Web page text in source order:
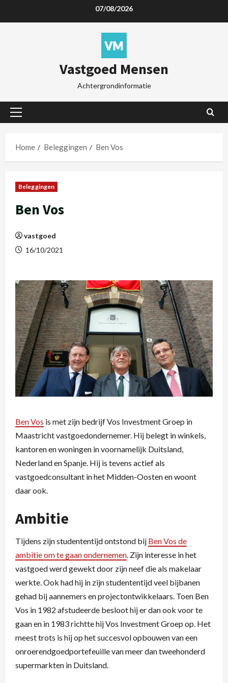
07/08/2026
Vastgoed Mensen
Achtergrondinformatie
Home Beleggingen Ben Vos
Beleggingen
Ben Vos
vastgoed
16/10/2021
Ben Vos is met zijn bedrijf Vos Investment Groep in
Maastricht vastgoedondernemer. Hij belegt in winkels,
kantoren en woningen in voornamelijk Duitsland,
Nederland en Spanje. Hij is tevens actief als
vastgoedconsultant in het Midden-Oosten en woont
daar ook.
Ambitie
Tijdens zijn studententijd ontstond bij Ben Vos de
ambitie om te gaan ondernemen . Zijn interesse in het
vastgoed werd gewekt door zijn neef die als makelaar
werkte. Ook had hij in zijn studententijd veel bijbanen
gehad bij aannemers en projectontwikkelaars. Toen Ben
Vos in 1982 afstudeerde besloot hij er dan ook voor te
gaan en in 1983 richtte hij Vos Investment Groep op. Het
meest trots is hij op het succesvol opbouwen van een
onroerendgoedportefeuille van meer dan tweehonderd
supermarkten in Duitsland.